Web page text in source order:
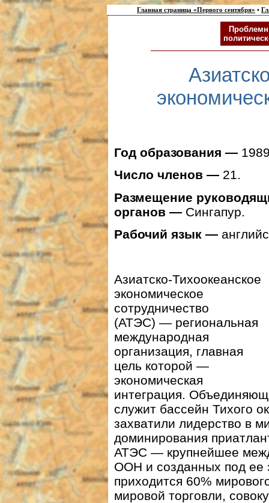
Главная страница «Первого сентября» •
Год образования —
Число членов — 21.
Размещение
органов — Сингапур.
Рабочий язык —
Азиатско-Тихоокеанское
экономическое
сотрудничество
(АТЭС) — региональная
международная
организация, главная
цель которой —
экономическая
интеграция.
служит бассейн Тихого
захватили лидерство в
доминирования
АТЭС — крупнейшее
ООН и созданных под ее
приходится 60%
мировой торговли,